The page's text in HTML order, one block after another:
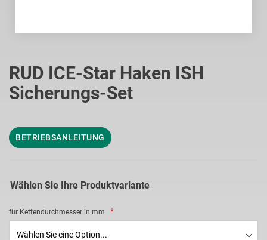
RUD ICE-Star Haken ISH
Sicherungs-Set
BETRIEBSANLEITUNG
Wählen Sie Ihre Produktvariante
für Kettendurchmesser in mm
Anfang
der
Bildgalerie